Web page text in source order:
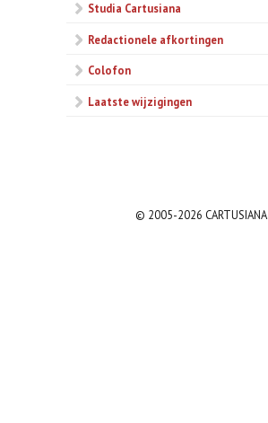
Studia Cartusiana
Redactionele afkortingen
Colofon
Laatste wijzigingen
© 2005-2026 CARTUSIANA